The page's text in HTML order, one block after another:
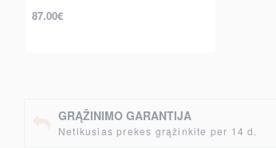
per 2-3 d.
87.00€
GRĄŽINIMO GARANTIJA
Netikusias prekes grąžinkite per 14 d.